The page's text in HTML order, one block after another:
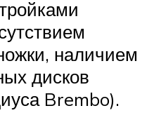
наличием
дисков
Brembo).